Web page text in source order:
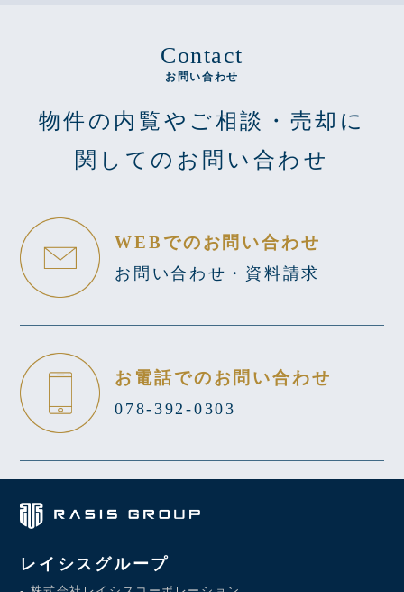
Contact
お問い合わせ
物件の内覧やご相談・売却に
関してのお問い合わせ
WEBでのお問い合わせ
お問い合わせ・資料請求
お電話でのお問い合わせ
078-392-0303
レイシスグループ